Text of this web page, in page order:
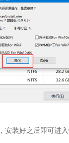
安装好之后即可进入